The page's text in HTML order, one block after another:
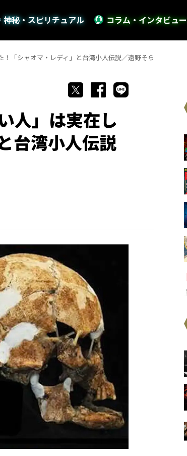
神秘・スピリチュアル コラム・インタビュー
「シャオマ・レディ」と台湾小人伝説／遠野そら
人」は実在し
台湾小人伝説